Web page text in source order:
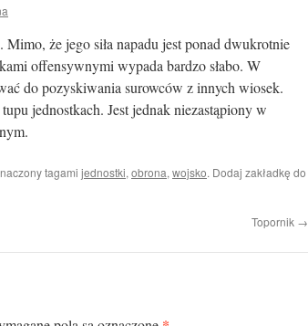
że jego siła napadu jest ponad dwukrotnie
offensywnymi wypada bardzo słabo. W
do pozyskiwania surowców z innych wiosek.
jednostkach. Jest jednak niezastąpiony w
tagami jednostki, obrona, wojsko. Dodaj zakładkę do
Topornik →